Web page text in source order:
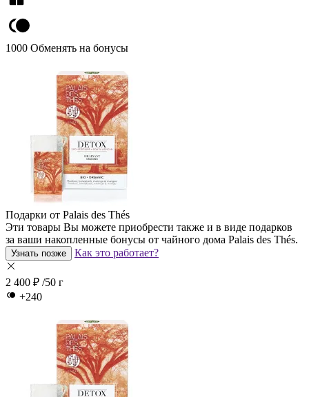
1000 Обменять на бонусы
Подарки от Palais des Thés
Эти товары Вы можете приобрести также и в виде подарков
за ваши накопленные бонусы от чайного дома Palais des Thés.
Узнать позже Как это работает?
2 400 ₽ /50 г
+240